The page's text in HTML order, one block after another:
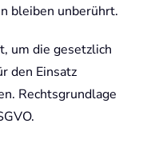
bleiben unberührt.
um die gesetzlich
den Einsatz
Rechtsgrundlage